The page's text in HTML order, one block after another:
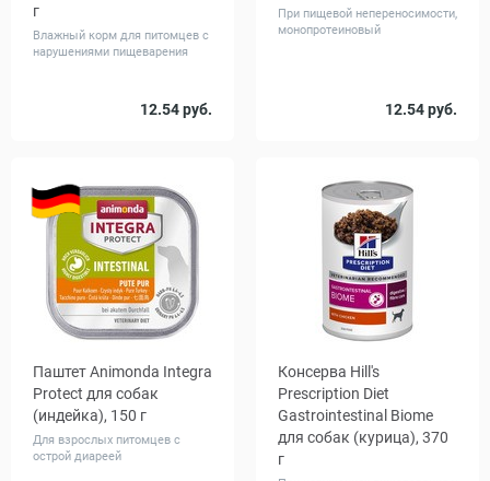
г
Влажный корм для питомцев с
нарушениями пищеварения
12.54 руб.
1 12
При пищевой непереносимости,
монопротеиновый
12.54 руб.
1 12
Паштет Animonda Integra
Protect для собак
(индейка), 150 г
Для взрослых питомцев с
острой диареей
Консерва Hill's
Prescription Diet
Gastrointestinal Biome
для собак (курица), 370
г